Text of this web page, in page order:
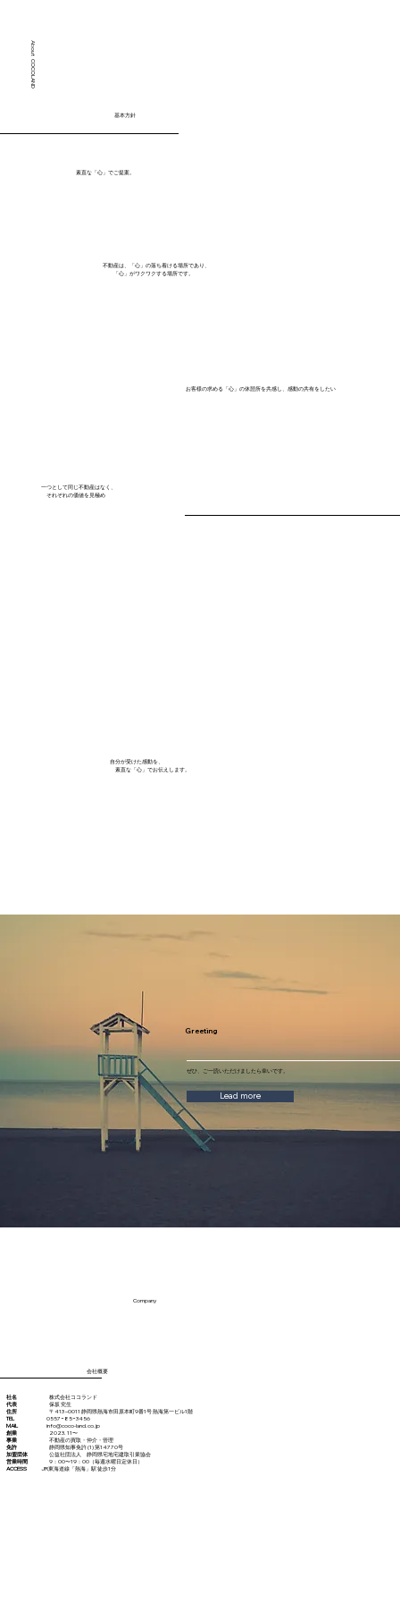
​ぜひ、ご一読いただけましたら幸いです。
Greeting
Lead more
Company
社名 株式会社ココランド
代表 保坂 究生
​住所 〒413 –0011 静岡県熱海市田原本町9番1号 熱海第一ビル1階
TEL0557−85−3456
MAIL
info@coco-land.co.jp
創業 2023. 11〜
事業 不動産の買取・仲介・管理
免許 静岡県知事免許 (1) 第14770号
加盟団体 公益社団法人 静岡県宅地宅建取引業協会
営業時間
9：00〜19：00（毎週水曜日定休日）
ACCESS
JR東海道線「熱海」駅 徒歩1分
​会社概要​
About COCOLAND
素直な「心」でご提案。
不動産は、「心」の落ち着ける場所であり、
「心」がワクワクする場所です。
お客様の求める「心」の休憩所を共感し、感動の共有をしたい
一つとして同じ不動産はなく、
それぞれの価値を見極め
自分が受けた感動を、
素直な「心」でお伝えします。
​基本方針